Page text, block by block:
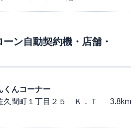
ン自動契約機・店舗・
くんコーナー
久間町１丁目２５ Ｋ．Ｔ
3.8km